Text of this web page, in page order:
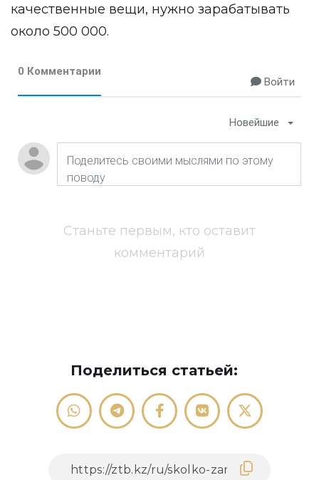
качественные вещи, нужно зарабатывать
около 500 000.
0 Комментарии
Войти
Новейшие
Станьте первым, кто оставит
комментарий
Поделиться статьей: